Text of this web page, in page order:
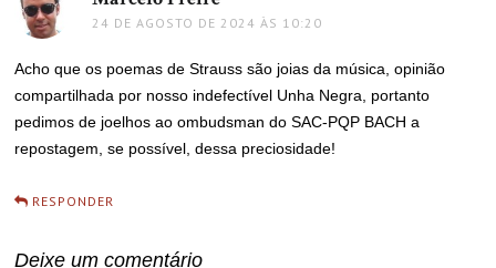
24 DE AGOSTO DE 2024 ÀS 10:20
Acho que os poemas de Strauss são joias da música, opinião
compartilhada por nosso indefectível Unha Negra, portanto
pedimos de joelhos ao ombudsman do SAC-PQP BACH a
repostagem, se possível, dessa preciosidade!
RESPONDER
Deixe um comentário